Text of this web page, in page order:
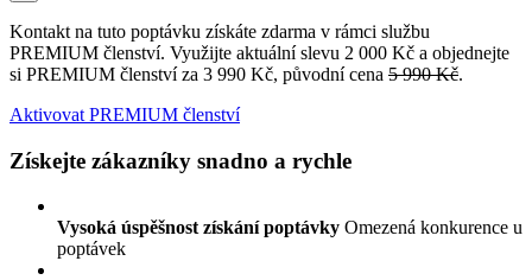
Kontakt na tuto poptávku získáte zdarma v rámci službu
PREMIUM členství. Využijte aktuální slevu 2 000 Kč a objednejte
si PREMIUM členství za 3 990 Kč, původní cena 5 990 Kč.
Aktivovat PREMIUM členství
Získejte zákazníky snadno a rychle
Vysoká úspěšnost získání poptávky Omezená konkurence u
poptávek